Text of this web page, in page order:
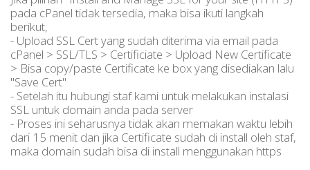
pada cPanel tidak tersedia, maka bisa ikuti langkah
berikut,
- Upload SSL Cert yang sudah diterima via email pada
cPanel > SSL/TLS > Certificiate > Upload New Certificate
> Bisa copy/paste Certificate ke box yang disediakan lalu
"Save Cert"
- Setelah itu hubungi staf kami untuk melakukan instalasi
SSL untuk domain anda pada server
- Proses ini seharusnya tidak akan memakan waktu lebih
dari 15 menit dan jika Certificate sudah di install oleh staf,
maka domain sudah bisa di install menggunakan https